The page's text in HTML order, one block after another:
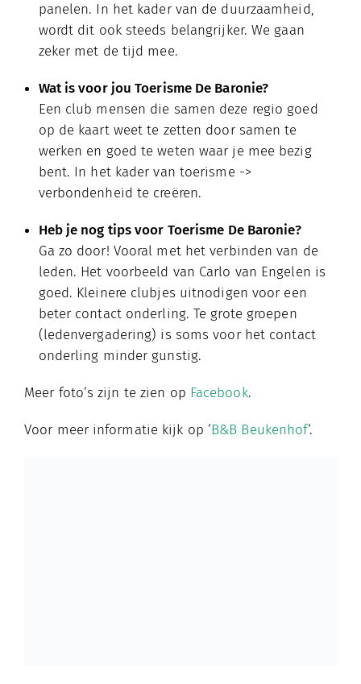
panelen. In het kader van de duurzaamheid,
wordt dit ook steeds belangrijker. We gaan
zeker met de tijd mee.
Wat is voor jou Toerisme De Baronie?
Een club mensen die samen deze regio goed
op de kaart weet te zetten door samen te
werken en goed te weten waar je mee bezig
bent. In het kader van toerisme ->
verbondenheid te creëren.
Heb je nog tips voor Toerisme De Baronie?
Ga zo door! Vooral met het verbinden van de
leden. Het voorbeeld van Carlo van Engelen is
goed. Kleinere clubjes uitnodigen voor een
beter contact onderling. Te grote groepen
(ledenvergadering) is soms voor het contact
onderling minder gunstig.
Meer foto’s zijn te zien op Facebook.
Voor meer informatie kijk op ‘B&B Beukenhof‘.